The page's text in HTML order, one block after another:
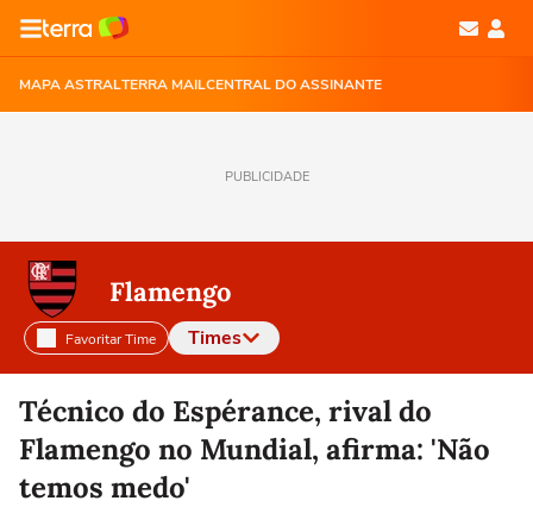
MAPA ASTRALTERRA MAILCENTRAL DO ASSINANTE
PUBLICIDADE
Flamengo
Favoritar Time Times
Selecione o time para ver as notícias
Técnico do Espérance, rival do
Flamengo no Mundial, afirma: 'Não
temos medo'